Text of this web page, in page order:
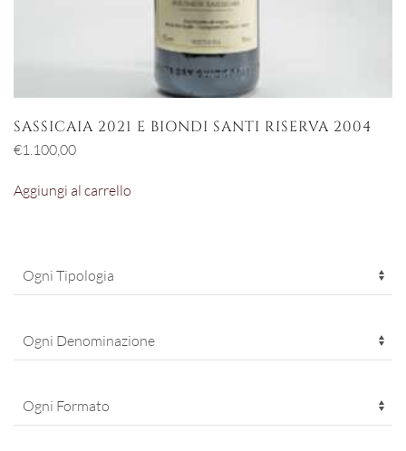
SASSICAIA 2021 E BIONDI SANTI RISERVA 2004
€1.100,00
Aggiungi al carrello